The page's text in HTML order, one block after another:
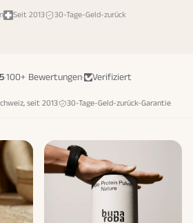
Seit 2013 30-Tage-Geld-zurück
·100+ Bewertungen· Verifiziert
seit 2013 30-Tage-Geld-zurück-Garantie